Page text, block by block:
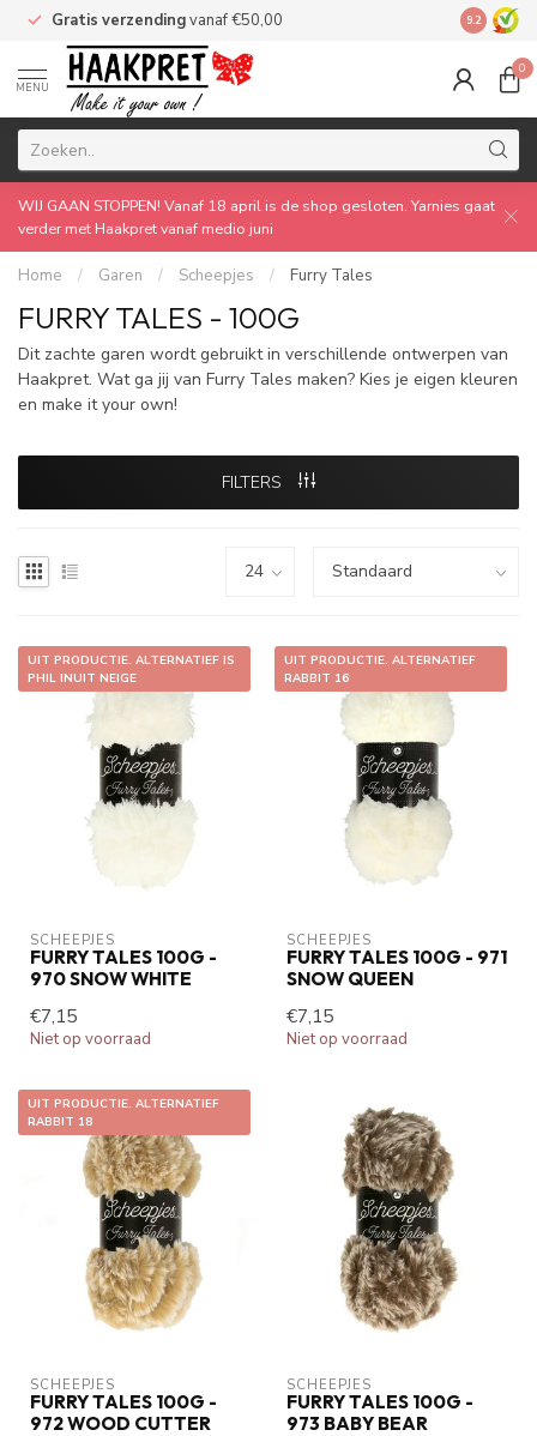
Gratis verzendingvanaf €50,00 Made by
9.2
MENU
0
WIJ GAAN STOPPEN! Vanaf 18 april is de shop gesloten. Yarnies gaat
verder met Haakpret vanaf medio juni
Home / Garen / Scheepjes / Furry Tales
FURRY TALES - 100G
Dit zachte garen wordt gebruikt in verschillende ontwerpen van
Haakpret. Wat ga jij van Furry Tales maken? Kies je eigen kleuren
en make it your own!
FILTERS
UIT PRODUCTIE. ALTERNATIEF IS
PHIL INUIT NEIGE
SCHEEPJES
FURRY TALES 100G -
970 SNOW WHITE
€7,15
Niet op voorraad
UIT PRODUCTIE. ALTERNATIEF
RABBIT 16
SCHEEPJES
FURRY TALES 100G - 971
SNOW QUEEN
€7,15
Niet op voorraad
UIT PRODUCTIE. ALTERNATIEF
RABBIT 18
SCHEEPJES
FURRY TALES 100G -
972 WOOD CUTTER
SCHEEPJES
FURRY TALES 100G -
973 BABY BEAR